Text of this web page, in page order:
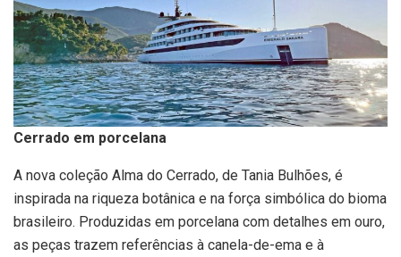
Cerrado em porcelana
A nova coleção Alma do Cerrado, de Tania Bulhões, é
inspirada na riqueza botânica e na força simbólica do bioma
brasileiro. Produzidas em porcelana com detalhes em ouro,
as peças trazem referências à canela-de-ema e à